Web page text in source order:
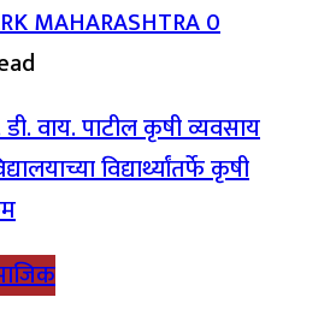
MAHARASHTRA0